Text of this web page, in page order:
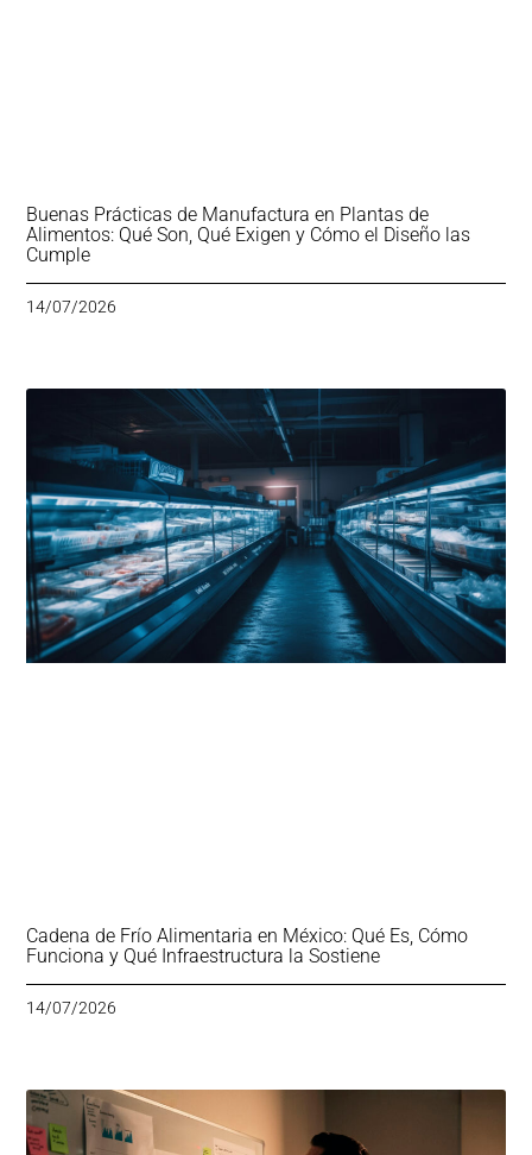
Buenas Prácticas de Manufactura en Plantas de
Alimentos: Qué Son, Qué Exigen y Cómo el Diseño las
Cumple
14/07/2026
Cadena de Frío Alimentaria en México: Qué Es, Cómo
Funciona y Qué Infraestructura la Sostiene
14/07/2026